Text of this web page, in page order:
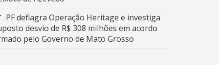
PF deflagra Operação Heritage e investiga
desvio de R$ 308 milhões em acordo
pelo Governo de Mato Grosso